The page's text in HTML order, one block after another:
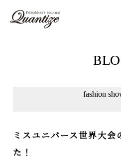
fashion
ミスユニバース世界大会
た！